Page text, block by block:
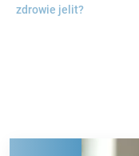
zdrowie jelit?